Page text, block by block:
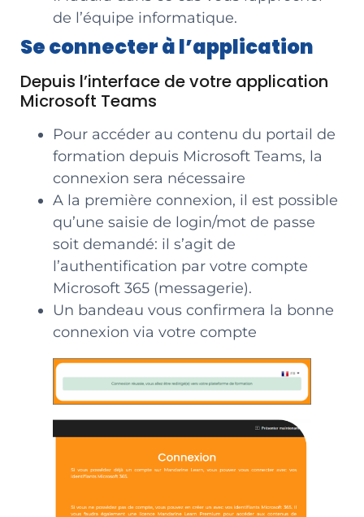
de l’équipe informatique.
Se connecter à l’application
Depuis l’interface de votre application
Microsoft Teams
Pour accéder au contenu du portail de
formation depuis Microsoft Teams, la
connexion sera nécessaire
A la première connexion, il est possible
qu’une saisie de login/mot de passe
soit demandé: il s’agit de
l’authentification par votre compte
Microsoft 365 (messagerie).
Un bandeau vous confirmera la bonne
connexion via votre compte